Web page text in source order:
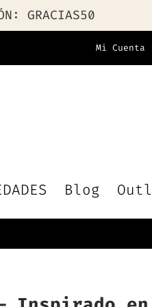
GRACIAS50
Mi Cuenta
Blog